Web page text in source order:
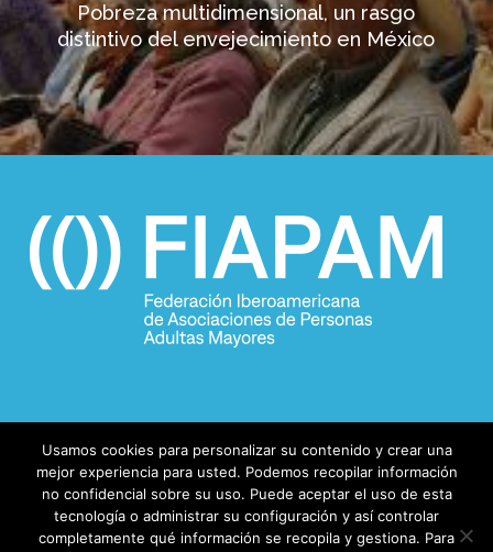
Pobreza multidimensional, un rasgo
distintivo del envejecimiento en México
Usamos cookies para personalizar su contenido y crear una
mejor experiencia para usted. Podemos recopilar información
no confidencial sobre su uso. Puede aceptar el uso de esta
tecnología o administrar su configuración y así controlar
completamente qué información se recopila y gestiona. Para